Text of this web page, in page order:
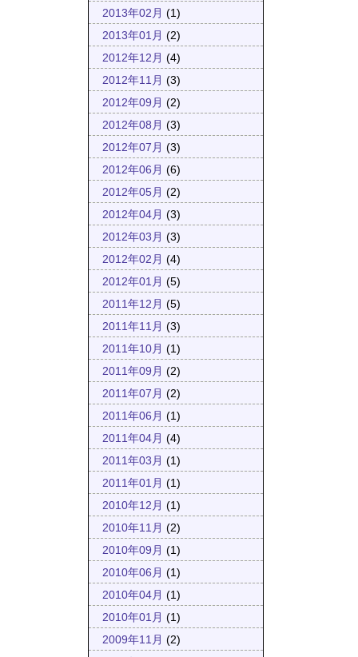
2013年02月 (1)
2013年01月 (2)
2012年12月 (4)
2012年11月 (3)
2012年09月 (2)
2012年08月 (3)
2012年07月 (3)
2012年06月 (6)
2012年05月 (2)
2012年04月 (3)
2012年03月 (3)
2012年02月 (4)
2012年01月 (5)
2011年12月 (5)
2011年11月 (3)
2011年10月 (1)
2011年09月 (2)
2011年07月 (2)
2011年06月 (1)
2011年04月 (4)
2011年03月 (1)
2011年01月 (1)
2010年12月 (1)
2010年11月 (2)
2010年09月 (1)
2010年06月 (1)
2010年04月 (1)
2010年01月 (1)
2009年11月 (2)